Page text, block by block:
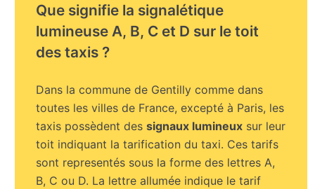
Que signifie la signalétique
lumineuse A, B, C et D sur le toit
des taxis ?
Dans la commune de Gentilly comme dans
toutes les villes de France, excepté à Paris, les
taxis possèdent dessignaux lumineux sur leur
toit indiquant la tarification du taxi. Ces tarifs
sont representés sous la forme des lettres A,
B, C ou D. La lettre allumée indique le tarif